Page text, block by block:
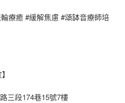
療癒#緩解焦慮 #頌缽音療師培
三段174巷15號7樓